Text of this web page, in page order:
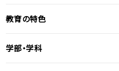
教育の特色
学部・学科